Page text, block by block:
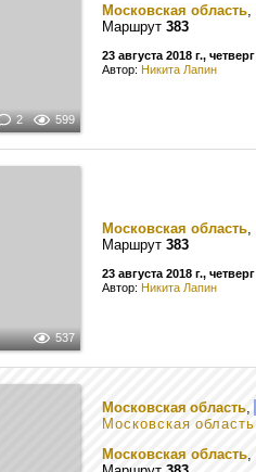
2 599
Московская область,
Маршрут 383
23 августа 2018 г., четверг
Автор: Никита Лапин
537
Московская область,
Маршрут 383
23 августа 2018 г., четверг
Автор: Никита Лапин
Московская область,
Московская область
Московская область,